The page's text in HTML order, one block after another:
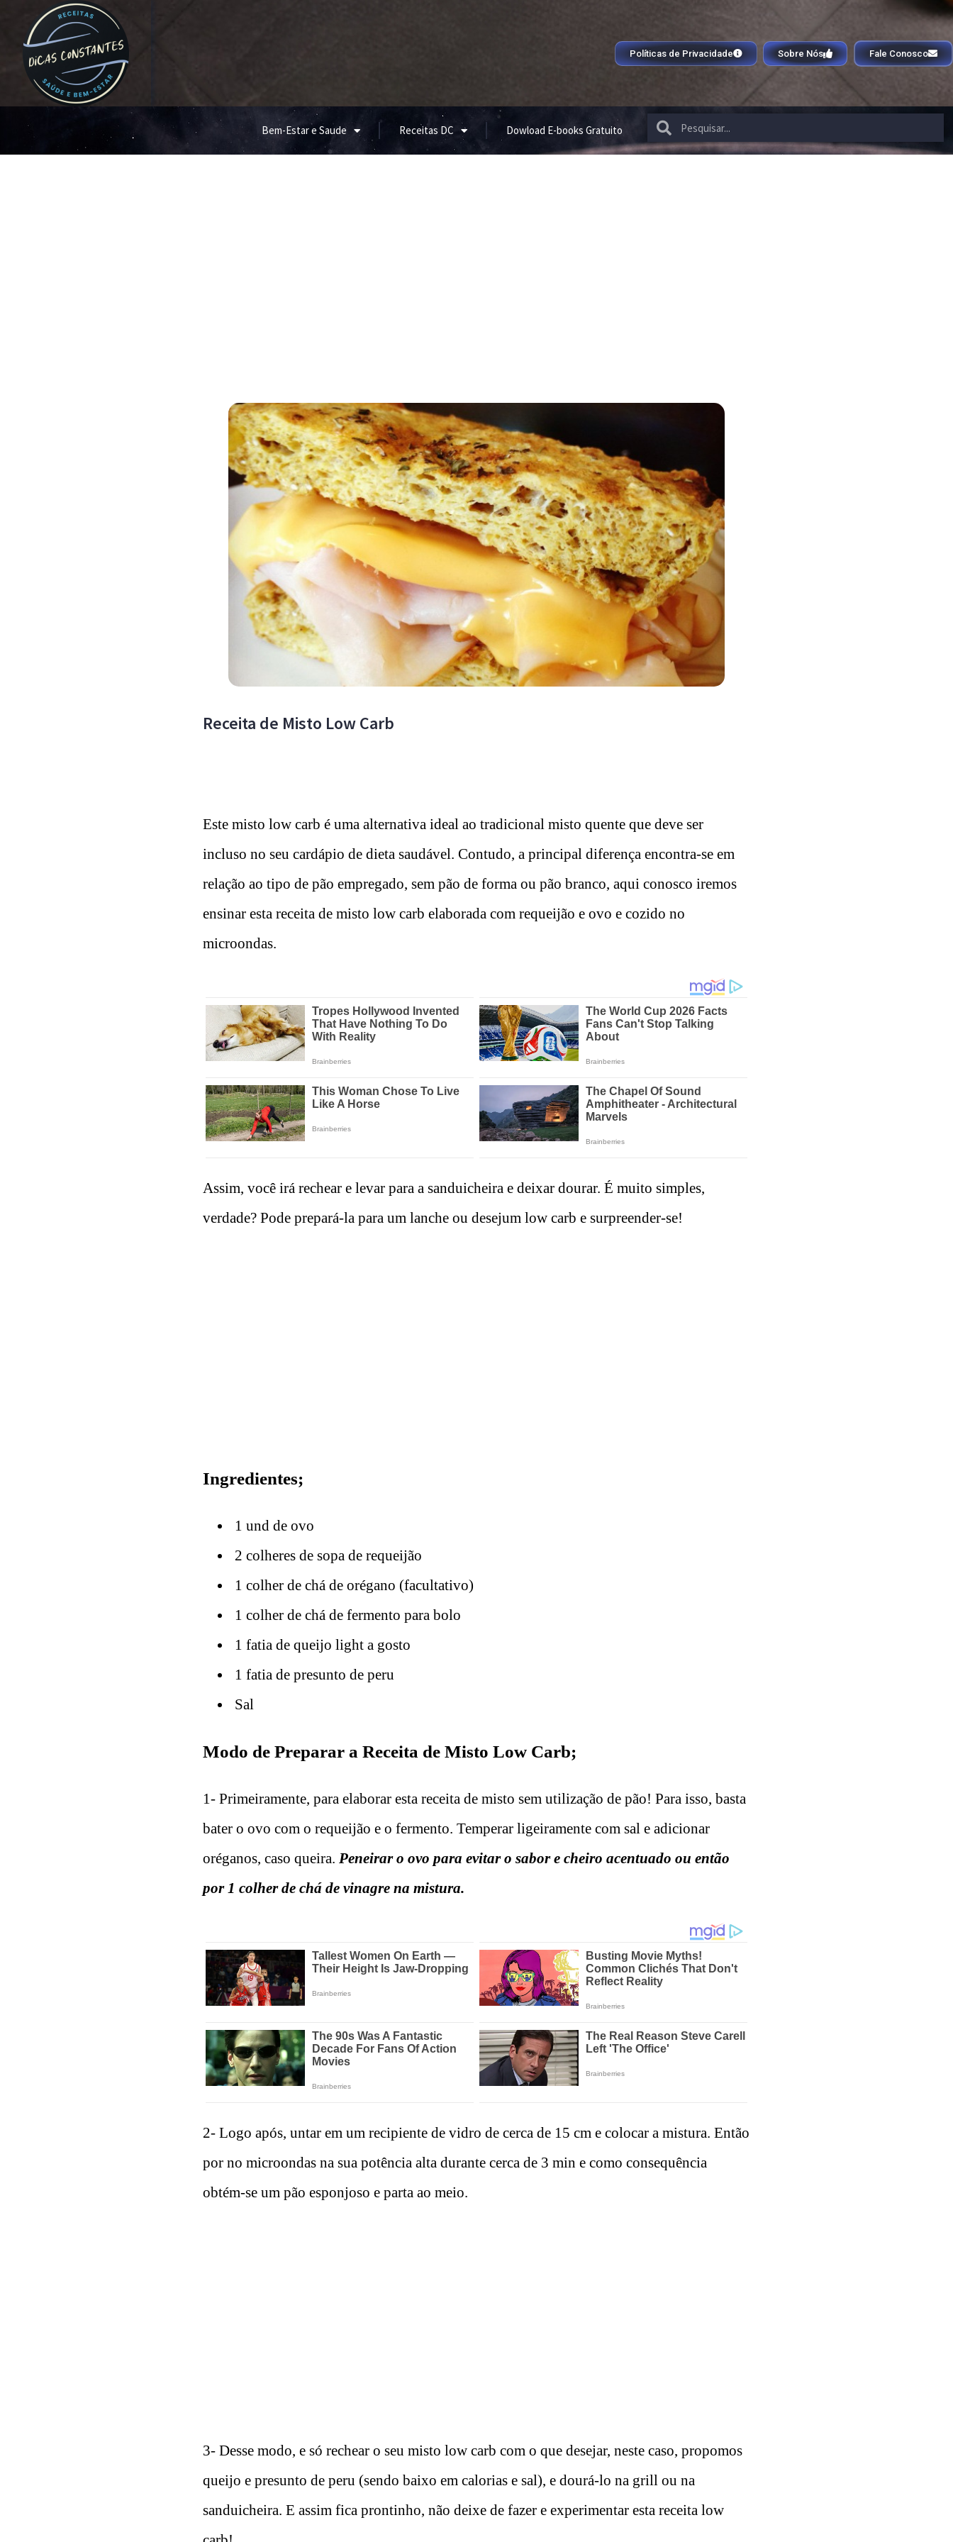
Políticas de Privacidade Sobre Nós Fale Conosco
Bem-Estar e Saude Receitas DC Dowload E-books Gratuito
Receita de Misto Low Carb
Este misto low carb é uma alternativa ideal ao tradicional misto quente que deve ser
incluso no seu cardápio de dieta saudável. Contudo, a principal diferença encontra-se em
relação ao tipo de pão empregado, sem pão de forma ou pão branco, aqui conosco iremos
ensinar esta receita de misto low carb elaborada com requeijão e ovo e cozido no
microondas.
Assim, você irá rechear e levar para a sanduicheira e deixar dourar. É muito simples,
verdade? Pode prepará-la para um lanche ou desejum low carb e surpreender-se!
Ingredientes;
1 und de ovo
2 colheres de sopa de requeijão
1 colher de chá de orégano (facultativo)
1 colher de chá de fermento para bolo
1 fatia de queijo light a gosto
1 fatia de presunto de peru
Sal
Modo de Preparar a Receita de Misto Low Carb;
1- Primeiramente, para elaborar esta receita de misto sem utilização de pão! Para isso, basta
bater o ovo com o requeijão e o fermento. Temperar ligeiramente com sal e adicionar
oréganos, caso queira. Peneirar o ovo para evitar o sabor e cheiro acentuado ou então
por 1 colher de chá de vinagre na mistura.
2- Logo após, untar em um recipiente de vidro de cerca de 15 cm e colocar a mistura. Então
por no microondas na sua potência alta durante cerca de 3 min e como consequência
obtém-se um pão esponjoso e parta ao meio.
3- Desse modo, e só rechear o seu misto low carb com o que desejar, neste caso, propomos
queijo e presunto de peru (sendo baixo em calorias e sal), e dourá-lo na grill ou na
sanduicheira. E assim fica prontinho, não deixe de fazer e experimentar esta receita low